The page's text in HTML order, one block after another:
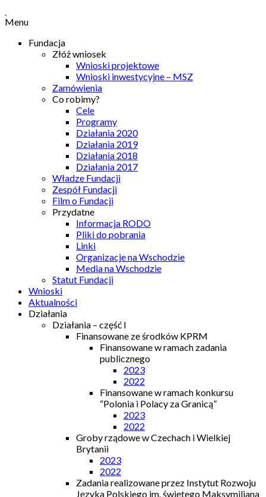
Menu
Fundacja
Złóż wniosek
Wnioski projektowe
Wnioski inwestycyjne – MSZ
Zamówienia
Co robimy?
Cele
Programy
Działania 2020
Działania 2019
Działania 2018
Działania 2017
Władze Fundacji
Zespół Fundacji
Film o Fundacji
Przydatne
Informacja RODO
Pliki do pobrania
Linki
Organizacje na Wschodzie
Media na Wschodzie
Statut Fundacji
Wnioski
Aktualności
Działania
Działania – część I
Finansowane ze środków KPRM
Finansowane w ramach zadania
publicznego
2023
2022
Finansowane w ramach konkursu
“Polonia i Polacy za Granicą”
2023
2022
Groby rządowe w Czechach i Wielkiej
Brytanii
2023
2022
Zadania realizowane przez Instytut Rozwoju
Języka Polskiego im. świętego Maksymiliana